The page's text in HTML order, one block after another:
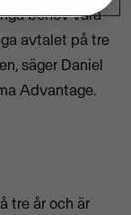
behov våra
avtalet på tre
säger Daniel
Advantage.
tre år och är